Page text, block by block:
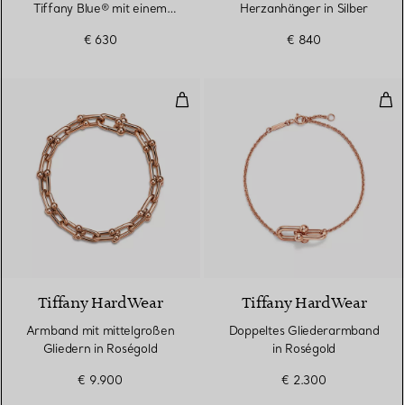
Tiffany Blue® mit einem
€ 630
Herzanhänger in Silber
€ 840
Armband mit mittelgroßen
2 Materialien
Tiffany HardWear
Armband mit mittelgroßen
Gliedern in Roségold
€ 9.900
Tiffany HardWear
Doppeltes Gliederarmband
in Roségold
€ 2.300